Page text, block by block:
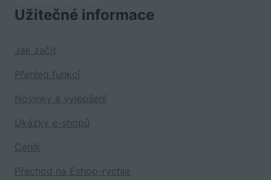
Užitečné informace
Jak začít
Přehled funkcí
Novinky a vylepšení
Ukázky e-shopů
Ceník
Přechod na Eshop-rychle